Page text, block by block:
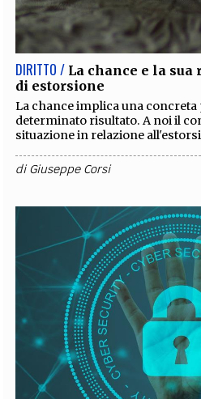
EXTRA
CODICI RUBRICHE LIBRI
SOCIAL
DIRITTO / La chance e la
di estorsione
La chance implica una
determinato risultato. A noi il
situazione in relazione
diGiuseppe Corsi